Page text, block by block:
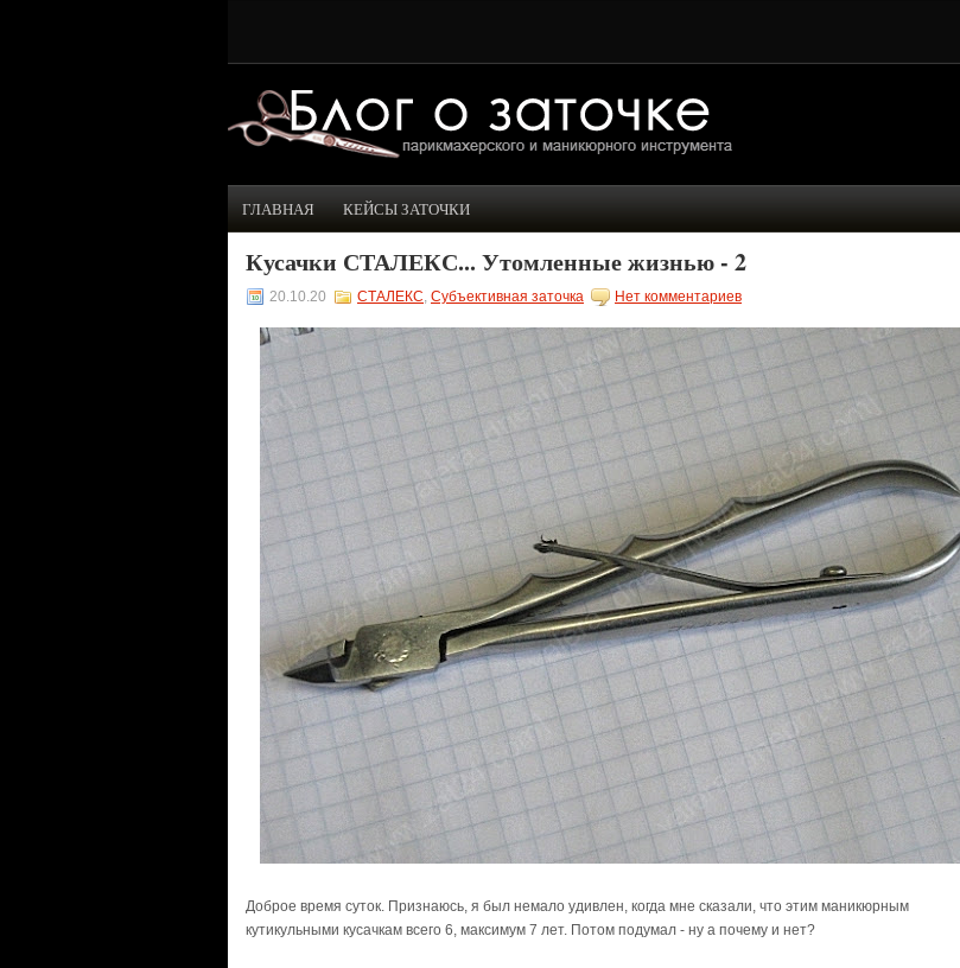
ГЛАВНАЯ КЕЙСЫ ЗАТОЧКИ
Кусачки СТАЛЕКС... Утомленные жизнью - 2
20.10.20 СТАЛЕКС, Субъективная заточка Нет комментариев
Доброе время суток. Признаюсь, я был немало удивлен, когда мне сказали, что этим маникюрным
кутикульными кусачкам всего 6, максимум 7 лет. Потом подумал - ну а почему и нет?